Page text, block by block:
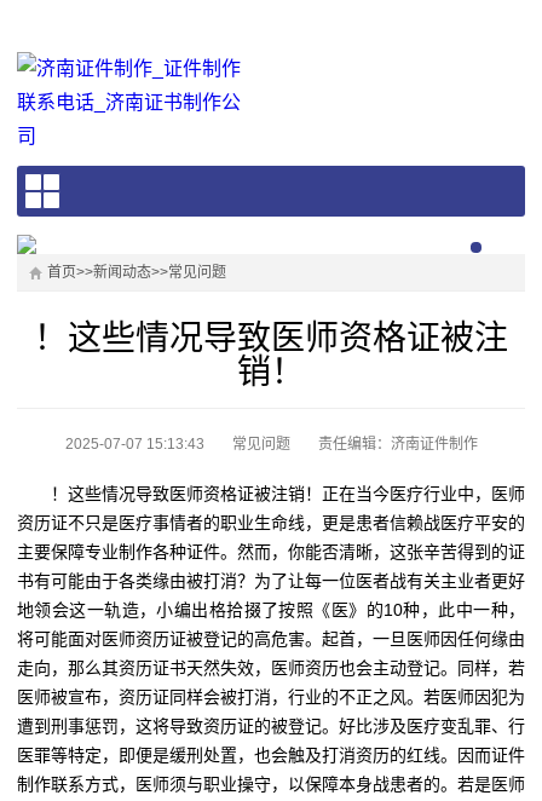
首页>>新闻动态>>常见问题
！这些情况导致医师资格证被注
销！
2025-07-07 15:13:43 常见问题 责任编辑：济南证件制作
！这些情况导致医师资格证被注销！正在当今医疗行业中，医师
资历证不只是医疗事情者的职业生命线，更是患者信赖战医疗平安的
主要保障专业制作各种证件。然而，你能否清晰，这张辛苦得到的证
书有可能由于各类缘由被打消？为了让每一位医者战有关主业者更好
地领会这一轨造，小编出格拾掇了按照《医》的10种，此中一种，
将可能面对医师资历证被登记的高危害。起首，一旦医师因任何缘由
走向，那么其资历证书天然失效，医师资历也会主动登记。同样，若
医师被宣布，资历证同样会被打消，行业的不正之风。若医师因犯为
遭到刑事惩罚，这将导致资历证的被登记。好比涉及医疗变乱罪、行
医罪等特定，即便是缓刑处置，也会触及打消资历的红线。因而证件
制作联系方式，医师须与职业操守，以保障本身战患者的。若是医师